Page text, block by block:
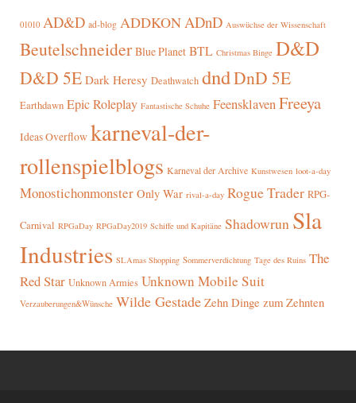
01010 AD&D ad-blog ADDKONADnD Auswüchse der Wissenschaft
Beutelschneider Blue Planet BTL Christmas Binge D&D
D&D 5E Dark Heresy Deathwatch dndDnD 5E
Earthdawn Epic Roleplay Fantastische Schuhe FeensklavenFreeya
Ideas Overflow karneval-der-
rollenspielblogs Karneval der Archive Kunstwesen loot-a-day
Monostichonmonster Only War rival-a-day Rogue Trader RPG-
Carnival RPGaDay RPGaDay2019 Schiffe und Kapitäne Shadowrun Sla
Industries SLAmas Shopping Sommerverdichtung Tage des Ruins The
Red Star Unknown Armies Unknown Mobile Suit
Verzauberungen&Wünsche Wilde Gestade Zehn Dinge zum Zehnten